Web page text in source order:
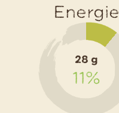
Energie
28 g
11%